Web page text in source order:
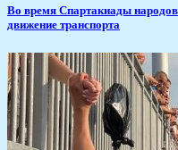
​Во время Спартакиады народов
движение транспорта